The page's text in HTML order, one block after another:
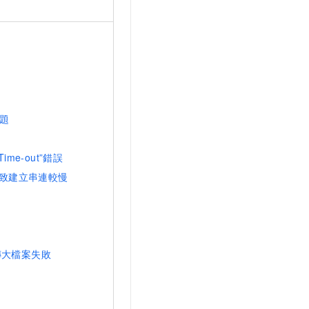
out”錯誤
建立串連較慢
檔案失敗